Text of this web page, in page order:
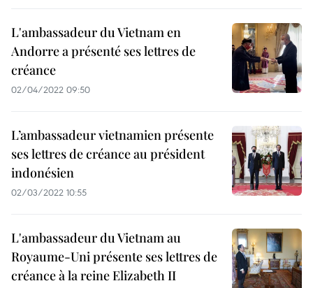
L'ambassadeur du Vietnam en
Andorre a présenté ses lettres de
créance
02/04/2022 09:50
L’ambassadeur vietnamien présente
ses lettres de créance au président
indonésien
02/03/2022 10:55
L'ambassadeur du Vietnam au
Royaume-Uni présente ses lettres de
créance à la reine Elizabeth II